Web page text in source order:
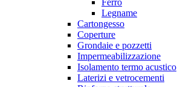
Ferro
Legname
Cartongesso
Coperture
Grondaie e pozzetti
Impermeabilizzazione
Isolamento termo acustico
Laterizi e vetrocementi